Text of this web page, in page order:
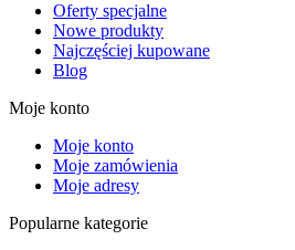
Oferty specjalne
Nowe produkty
Najczęściej kupowane
Blog
Moje konto
Moje konto
Moje zamówienia
Moje adresy
Popularne kategorie